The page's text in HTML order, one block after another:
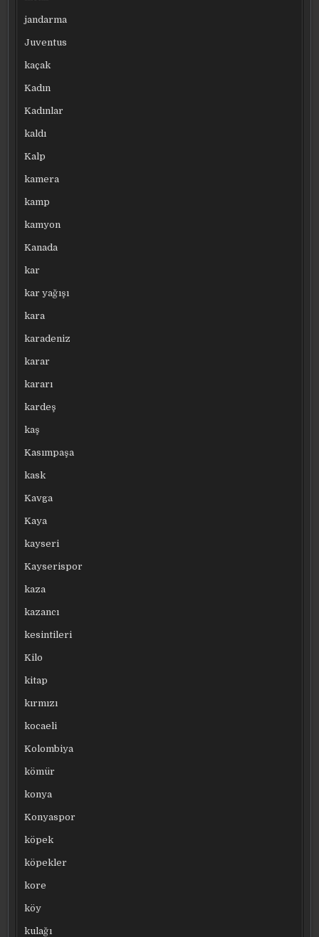
jandarma
Juventus
kaçak
Kadın
Kadınlar
kaldı
Kalp
kamera
kamp
kamyon
Kanada
kar
kar yağışı
kara
karadeniz
karar
kararı
kardeş
kaş
Kasımpaşa
kask
Kavga
Kaya
kayseri
Kayserispor
kaza
kazancı
kesintileri
Kilo
kitap
kırmızı
kocaeli
Kolombiya
kömür
konya
Konyaspor
köpek
köpekler
kore
köy
kulağı